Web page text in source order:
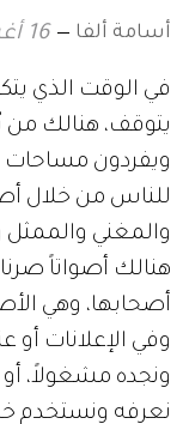
أسامة ألفا 16 أغسطس 2019
في الوقت الذي
يتوقف، هنالك
ويفردون مساحات
للناس من خلال
والمغني والممثل
هنالك أصواتاً
أصحابها، وهي
وفي الإعلانات
ونجده مشغولاً، أو
نعرفه ونستخدم